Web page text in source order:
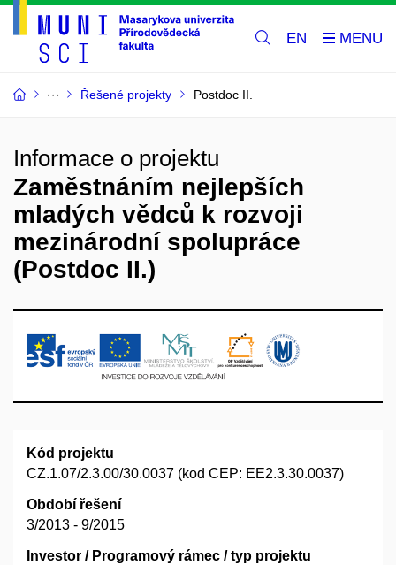
EN
Řešené projekty Postdoc II.
Informace o projektu
Zaměstnáním nejlepších
mladých vědců k rozvoji
mezinárodní spolupráce
(Postdoc II.)
Kód projektu
CZ.1.07/2.3.00/30.0037 (kod CEP: EE2.3.30.0037)
Období řešení
3/2013 - 9/2015
Investor / Programový rámec / typ projektu